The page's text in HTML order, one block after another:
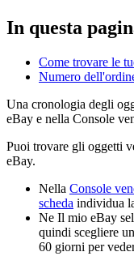
In questa
Come trovare le
Numero
Una cronologia degli
eBay e nella Console
Puoi trovare gli oggetti
eBay.
Nella Console
scheda individua
Ne Il mio eBay
quindi scegliere
60 giorni per